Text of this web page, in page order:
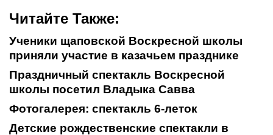
Читайте Также:
Ученики щаповской Воскресной школы
приняли участие в казачьем празднике
Праздничный спектакль Воскресной
школы посетил Владыка Савва
Фотогалерея: спектакль 6-леток
Детские рождественские спектакли в